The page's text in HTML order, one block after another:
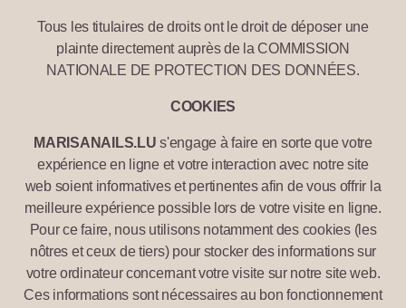
Tous les titulaires de droits ont le droit de déposer une
plainte directement auprès de la COMMISSION
NATIONALE DE PROTECTION DES DONNÉES.
COOKIES
MARISANAILS.LU s'engage à faire en sorte que votre
expérience en ligne et votre interaction avec notre site
web soient informatives et pertinentes afin de vous offrir la
meilleure expérience possible lors de votre visite en ligne.
Pour ce faire, nous utilisons notamment des cookies (les
nôtres et ceux de tiers) pour stocker des informations sur
votre ordinateur concernant votre visite sur notre site web.
Ces informations sont nécessaires au bon fonctionnement